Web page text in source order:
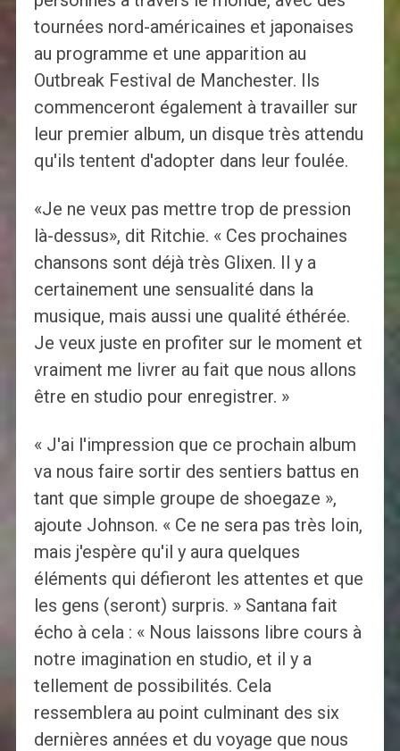
tournées nord-américaines et japonaises
au programme et une apparition au
Outbreak Festival de Manchester. Ils
commenceront également à travailler sur
leur premier album, un disque très attendu
qu'ils tentent d'adopter dans leur foulée.
«Je ne veux pas mettre trop de pression
là-dessus», dit Ritchie. « Ces prochaines
chansons sont déjà très Glixen. Il y a
certainement une sensualité dans la
musique, mais aussi une qualité éthérée.
Je veux juste en profiter sur le moment et
vraiment me livrer au fait que nous allons
être en studio pour enregistrer. »
« J'ai l'impression que ce prochain album
va nous faire sortir des sentiers battus en
tant que simple groupe de shoegaze »,
ajoute Johnson. « Ce ne sera pas très loin,
mais j'espère qu'il y aura quelques
éléments qui défieront les attentes et que
les gens (seront) surpris. » Santana fait
écho à cela : « Nous laissons libre cours à
notre imagination en studio, et il y a
tellement de possibilités. Cela
ressemblera au point culminant des six
dernières années et du voyage que nous